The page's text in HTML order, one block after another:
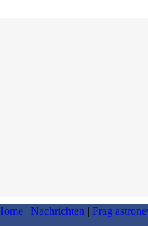
| Nachrichten | Frag